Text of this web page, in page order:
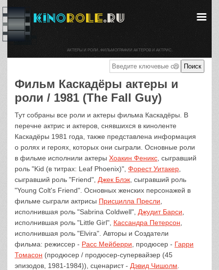
Фильм Каскадёры актеры и
роли / 1981 (The Fall Guy)
Тут собраны все роли и актеры фильма Каскадёры. В
перечне актрис и актеров, снявшихся в киноленте
Каскадёры 1981 года, также представлена информация
о ролях и героях, которых они сыграли. Основные роли
в фильме исполнили актеры Хоакин Феникс , сыгравший
роль "Kid (в титрах: Leaf Phoenix)", Форест Уитакер
сыгравший роль "Friend", Джек Блэк , сыгравший роль
"Young Colt's Friend". Основных женских персонажей в
фильме сыграли актрисы Присцилла Пресли
исполнившая роль "Sabrina Coldwell", Джудит Барси
исполнившая роль "Little Girl", Кассандра Петерсон
исполнившая роль "Elvira". Авторы и Создатели
фильма: режиссер - Расс Мейберри , продюсер - Гарри
Томасон (продюсер / продюсер-супервайзер (45
эпизодов, 1981-1984)), сценарист - Дэвид Чишолм
АКТЕРЫ И РОЛИ. ФИЛЬМОГРАФИИ АКТЕРОВ И АКТРИС.